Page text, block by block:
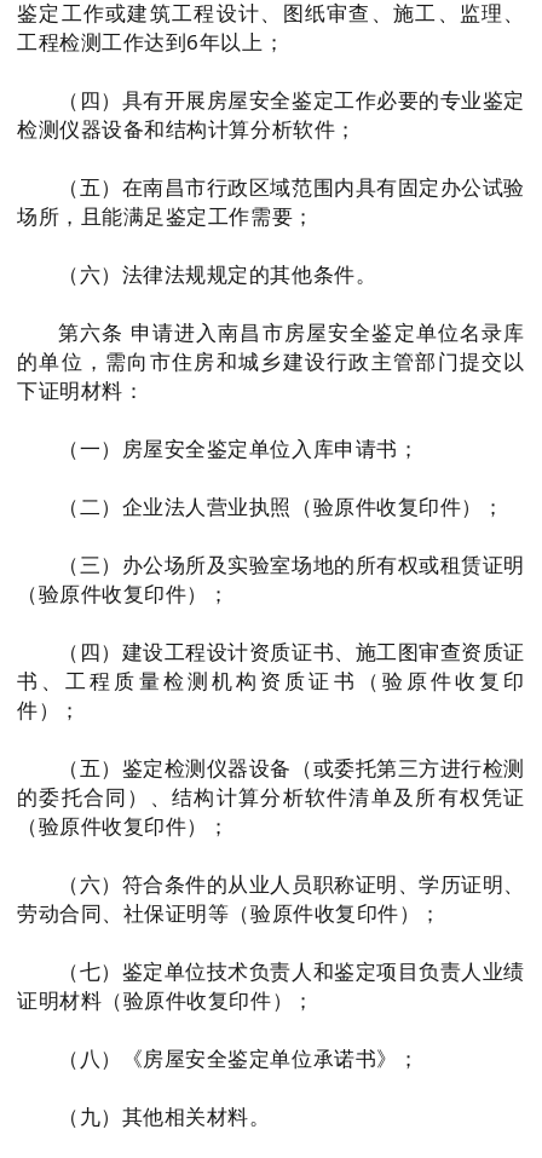
鉴定工作或建筑工程设计、图纸审查、施工、监理、
工程检测工作达到6年以上；
（四）具有开展房屋安全鉴定工作必要的专业鉴定
检测仪器设备和结构计算分析软件；
（五）在南昌市行政区域范围内具有固定办公试验
场所，且能满足鉴定工作需要；
（六）法律法规规定的其他条件。
第六条 申请进入南昌市房屋安全鉴定单位名录库
的单位，需向市住房和城乡建设行政主管部门提交以
下证明材料：
（一）房屋安全鉴定单位入库申请书；
（二）企业法人营业执照（验原件收复印件）；
（三）办公场所及实验室场地的所有权或租赁证明
（验原件收复印件）；
（四）建设工程设计资质证书、施工图审查资质证
书、工程质量检测机构资质证书（验原件收复印
件）；
（五）鉴定检测仪器设备（或委托第三方进行检测
的委托合同）、结构计算分析软件清单及所有权凭证
（验原件收复印件）；
（六）符合条件的从业人员职称证明、学历证明、
劳动合同、社保证明等（验原件收复印件）；
（七）鉴定单位技术负责人和鉴定项目负责人业绩
证明材料（验原件收复印件）；
（八）《房屋安全鉴定单位承诺书》；
（九）其他相关材料。